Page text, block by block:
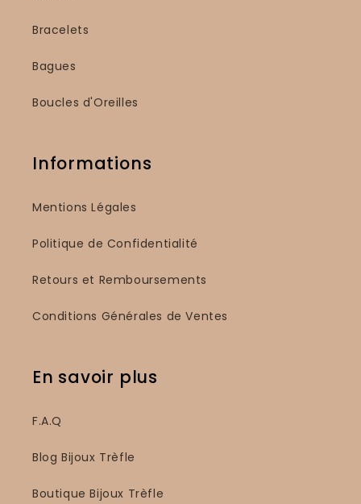
Bracelets
Bagues
Boucles d'Oreilles
Informations
Mentions Légales
Politique de Confidentialité
Retours et Remboursements
Conditions Générales de Ventes
En savoir plus
F.A.Q
Blog Bijoux Trèfle
Boutique Bijoux Trèfle